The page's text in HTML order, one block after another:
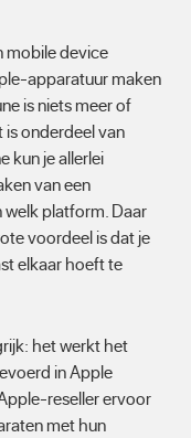
mobile device
apparatuur maken
is niets meer of
onderdeel van
kun je allerlei
van een
platform. Daar
voordeel is dat je
elkaar hoeft te
het werkt het
in Apple
reseller ervoor
met hun